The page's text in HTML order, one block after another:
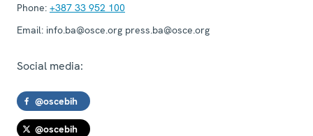
Phone: +387 33 952 100
Email: info.ba@osce.org press.ba@osce.org
Social media:
@oscebih
@oscebih